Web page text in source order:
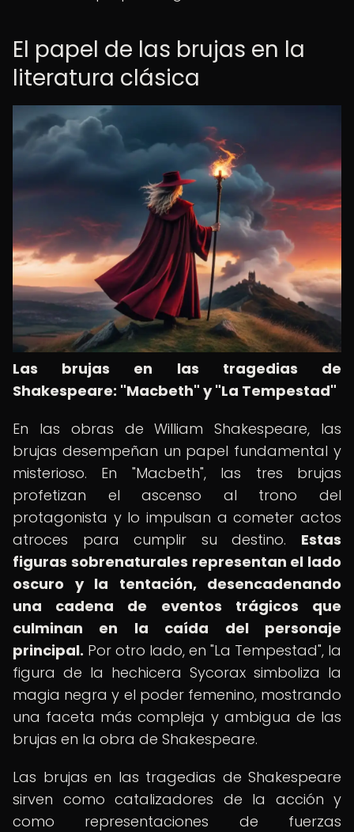
El papel de las brujas en la
literatura clásica
Las brujas en las tragedias de
Shakespeare: "Macbeth" y "La Tempestad"
En las obras de William Shakespeare, las
brujas desempeñan un papel fundamental y
misterioso. En "Macbeth", las tres brujas
profetizan el ascenso al trono del
protagonista y lo impulsan a cometer actos
atroces para cumplir su destino. Estas
figuras sobrenaturales representan el lado
oscuro y la tentación, desencadenando
una cadena de eventos trágicos que
culminan en la caída del personaje
principal. Por otro lado, en "La Tempestad", la
figura de la hechicera Sycorax simboliza la
magia negra y el poder femenino, mostrando
una faceta más compleja y ambigua de las
brujas en la obra de Shakespeare.
Las brujas en las tragedias de Shakespeare
sirven como catalizadores de la acción y
como representaciones de fuerzas